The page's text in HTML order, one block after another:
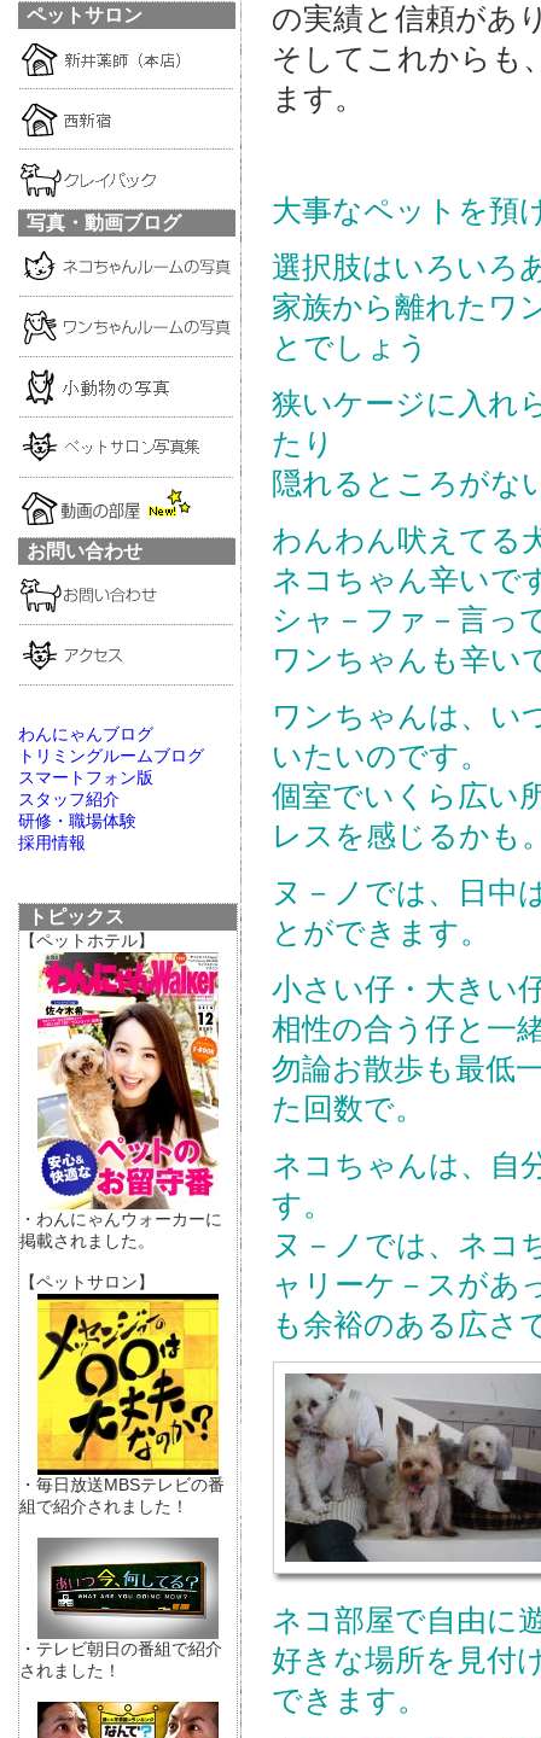
ペットサロン
写真・動画ブログ
お問い合わせ
わんにゃんブログ
トリミングルームブログ
スマートフォン版
スタッフ紹介
研修・職場体験
採用情報
トピックス
【ペットホテル】
・わんにゃんウォーカーに
掲載されました。
【ペットサロン】
・毎日放送MBSテレビの番
組で紹介されました！
・テレビ朝日の番組で紹介
されました！
の実績と信頼があ
そしてこれからも
ます。
大事なペットを預
選択肢はいろいろ
家族から離れたワ
とでしょう
狭いケージに入れ
たり
隠れるところがな
わんわん吠えてる
ネコちゃん辛いで
シャ－ファ－言っ
ワンちゃんも辛い
ワンちゃんは、い
いたいのです。
個室でいくら広い
レスを感じるかも
ヌ－ノでは、日中
とができます。
小さい仔・大きい
相性の合う仔と一
勿論お散歩も最低
た回数で。
ネコちゃんは、自
す。
ヌ－ノでは、ネコ
ャリーケ－スがあ
も余裕のある広さ
ネコ部屋で自由に
好きな場所を見付
できます。